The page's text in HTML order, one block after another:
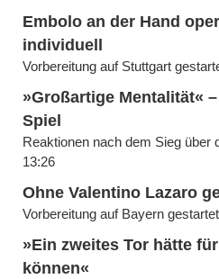
Embolo an der Hand
individuell
Vorbereitung auf Stuttgart
»Großartige Mentalität«
Spiel
Reaktionen nach dem Sieg über
13:26
Ohne Valentino Lazaro
Vorbereitung auf Bayern
»Ein zweites Tor hätte
können«